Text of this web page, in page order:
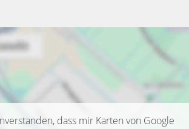
dass mir Karten von Google